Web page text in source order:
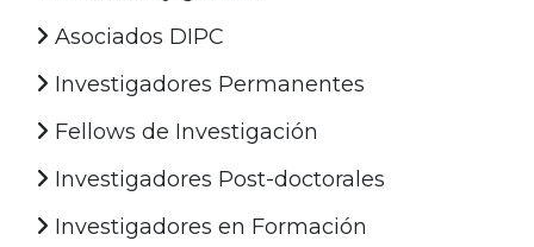
Asociados DIPC
Investigadores Permanentes
Fellows de Investigación
Investigadores Post-doctorales
Investigadores en Formación